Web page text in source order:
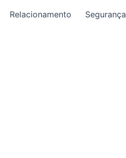
Relacionamento Segurança